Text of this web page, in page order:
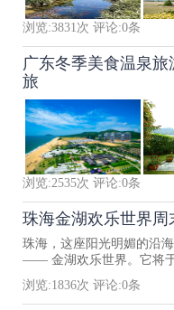
浏览:3831次 评论:0条
广东冬季美食温泉
旅
浏览:2535次 评论:0条
珠海金湖欢乐世界周
珠海，这座阳光明媚的沿
—— 金湖欢乐世界。它将于
浏览:1836次 评论:0条